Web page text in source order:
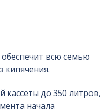
всю семью
кипячения.
до 350 литров,
начала